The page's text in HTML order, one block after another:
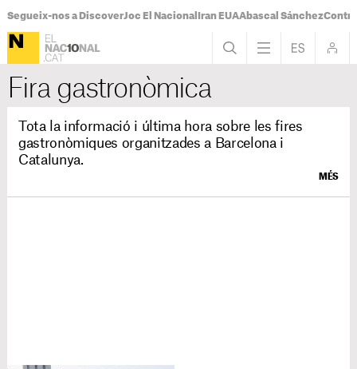
Segueix-nos a DiscoverJoc El Nacional Iran EUAAbascal Sánchez
Fira gastronòmica
Tota la informació i última hora sobre les fires
gastronòmiques organitzades a Barcelona i
Catalunya.
MÉS